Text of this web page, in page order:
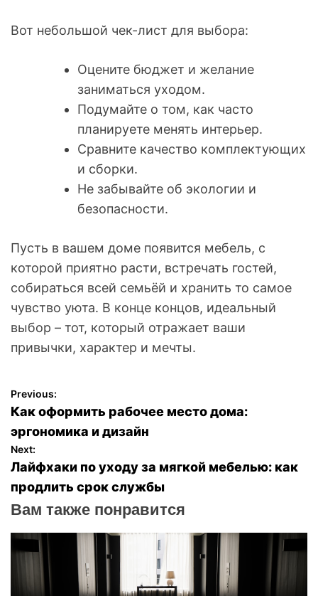
Вот небольшой чек-лист для выбора:
Оцените бюджет и желание
заниматься уходом.
Подумайте о том, как часто
планируете менять интерьер.
Сравните качество комплектующих
и сборки.
Не забывайте об экологии и
безопасности.
Пусть в вашем доме появится мебель, с
которой приятно расти, встречать гостей,
собираться всей семьёй и хранить то самое
чувство уюта. В конце концов, идеальный
выбор – тот, который отражает ваши
привычки, характер и мечты.
Н
а
в
и
а
ц
Previous:
Как оформить рабочее место дома:
эргономика и дизайн
Next:
Лайфхаки по уходу за мягкой мебелью: как
продлить срок службы
Вам также понравится